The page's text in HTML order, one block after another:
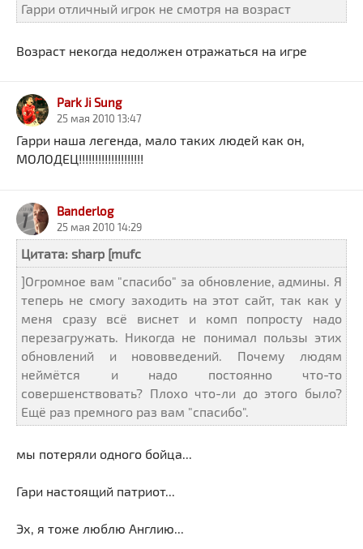
Гарри отличный игрок не смотря на возраст
Возраст некогда недолжен отражаться на игре
Park Ji Sung
25 мая 2010 13:47
Гарри наша легенда, мало таких людей как он,
МОЛОДЕЦ!!!!!!!!!!!!!!!!!!!!
Banderlog
25 мая 2010 14:29
Цитата: sharp [mufc
]Огромное вам "спасибо" за обновление, админы. Я
теперь не смогу заходить на этот сайт, так как у
меня сразу всё виснет и комп попросту надо
перезагружать. Никогда не понимал пользы этих
обновлений и нововведений. Почему людям
неймётся и надо постоянно что-то
совершенствовать? Плохо что-ли до этого было?
Ещё раз премного раз вам "спасибо".
мы потеряли одного бойца...
Гари настоящий патриот...
Эх, я тоже люблю Англию...